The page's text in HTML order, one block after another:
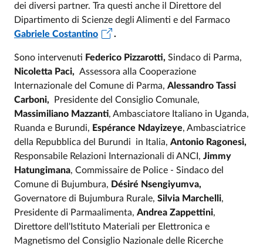
dei diversi partner. Tra questi anche il Direttore del
Dipartimento di Scienze degli Alimenti e del Farmaco
Gabriele Costantino
.
Sono intervenuti Federico Pizzarotti, Sindaco di Parma,
Nicoletta Paci, Assessora alla Cooperazione
Internazionale del Comune di Parma, Alessandro Tassi
Carboni,
Presidente del Consiglio Comunale,
Massimiliano Mazzanti, Ambasciatore Italiano in Uganda,
Ruanda e Burundi, Espérance Ndayizeye, Ambasciatrice
della Repubblica del Burundi in Italia, Antonio Ragonesi,
Responsabile Relazioni Internazionali di ANCI, Jimmy
Hatungimana, Commissaire de Police - Sindaco del
Comune di Bujumbura, Désiré Nsengiyumva,
Governatore di Bujumbura Rurale, Silvia Marchelli,
Presidente di Parmaalimenta, Andrea Zappettini,
Direttore dell'Istituto Materiali per Elettronica e
Magnetismo del Consiglio Nazionale delle Ricerche